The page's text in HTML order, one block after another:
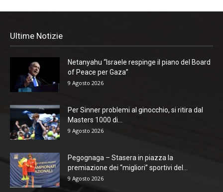
Ultime Notizie
Netanyahu “Israele respinge il piano del Board
of Peace per Gaza”
9 Agosto 2026
Per Sinner problemi al ginocchio, si ritira dal
Masters 1000 di...
9 Agosto 2026
Pegognaga – Stasera in piazza la
premiazione dei “migliori” sportivi del...
9 Agosto 2026